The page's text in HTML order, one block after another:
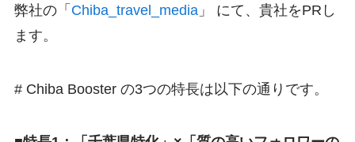
弊社の「 Chiba_travel_media」 にて、貴社をPRし
ます。
# Chiba Booster の3つの特長は以下の通りです。